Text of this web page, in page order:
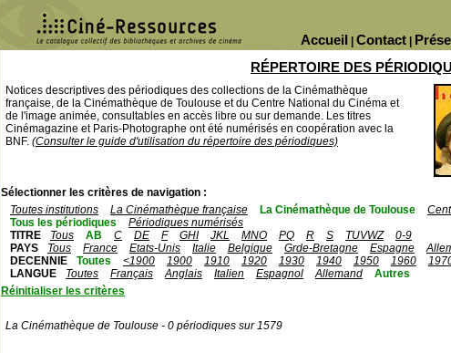
Contact
Accueil
RÉPERTOIRE DES
Notices descriptives des périodiques des collections de la Cinémathèque
française, de la Cinémathèque de Toulouse et du Centre National du Cinéma et
de l'image animée, consultables en accès libre ou sur demande. Les titres
Cinémagazine et Paris-Photographe ont été numérisés en coopération avec la
BNF. (Consulter le guide d'utilisation du répertoire des périodiques)
Sélectionner les critères de navigation :
Toutes institutions
La Cinémathèque française La Cinémathèque de Toulouse
Tous les périodiques
Périodiques numérisés
TITRE
Tous AB C DE F GHI JKL MNO PQ R S TUVWZ
0-9
PAYS
Tous France Etats-Unis Italie Belgique Grde-Bretagne Espagne
DECENNIE
Toutes <1900 1900 1910 1920 1930 1940 1950 1960
LANGUE
Toutes Français Anglais Italien Espagnol Allemand
Autres
Réinitialiser les critères
La Cinémathèque de Toulouse - 0 périodiques sur 1579